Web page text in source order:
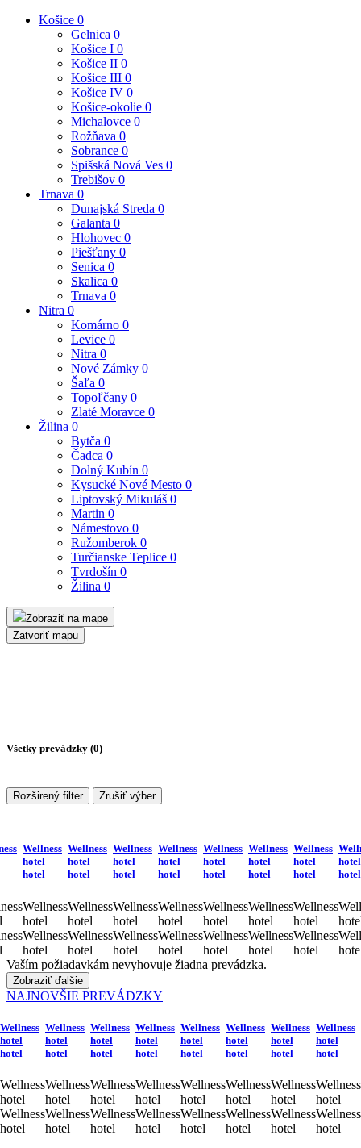
Košice 0
Gelnica 0
Košice I 0
Košice II 0
Košice III 0
Košice IV 0
Košice-okolie 0
Michalovce 0
Rožňava 0
Sobrance 0
Spišská Nová Ves 0
Trebišov 0
Trnava 0
Dunajská Streda 0
Galanta 0
Hlohovec 0
Piešťany 0
Senica 0
Skalica 0
Trnava 0
Nitra 0
Komárno 0
Levice 0
Nitra 0
Nové Zámky 0
Šaľa 0
Topoľčany 0
Zlaté Moravce 0
Žilina 0
Bytča 0
Čadca 0
Dolný Kubín 0
Kysucké Nové Mesto 0
Liptovský Mikuláš 0
Martin 0
Námestovo 0
Ružomberok 0
Turčianske Teplice 0
Tvrdošín 0
Žilina 0
Zobraziť na mape
Zatvoriť mapu
Všetky prevádzky (0)
Rozširený filter Zrušiť výber
Wellness
hotel
hotel
Wellness
hotel
Wellness
hotel
Wellness
hotel
hotel
Wellness
hotel
Wellness
hotel
Wellness
hotel
hotel
Wellness
hotel
Wellness
hotel
Wellness
hotel
hotel
Wellness
hotel
Wellness
hotel
Wellness
hotel
hotel
Wellness
hotel
Wellness
hotel
Wellness
hotel
hotel
Wellness
hotel
Wellness
hotel
Wellness
hotel
hotel
Wellness
hotel
Wellness
hotel
hotel
hotel
Vaším požiadavkám nevyhovuje žiadna prevádzka.
Zobraziť ďalšie
NAJNOVŠIE PREVÁDZKY
Wellness
hotel
hotel
Wellness
hotel
Wellness
hotel
Wellness
hotel
hotel
Wellness
hotel
Wellness
hotel
Wellness
hotel
hotel
Wellness
hotel
Wellness
hotel
Wellness
hotel
hotel
Wellness
hotel
Wellness
hotel
Wellness
hotel
hotel
Wellness
hotel
Wellness
hotel
Wellness
hotel
hotel
Wellness
hotel
Wellness
hotel
Wellness
hotel
hotel
Wellness
hotel
Wellness
hotel
Wellness
hotel
hotel
Wellness
hotel
Wellness
hotel